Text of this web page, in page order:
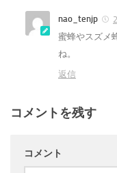
nao_tenjp
蜜蜂やスズメ
ね。
返信
コメントを残す
コメント